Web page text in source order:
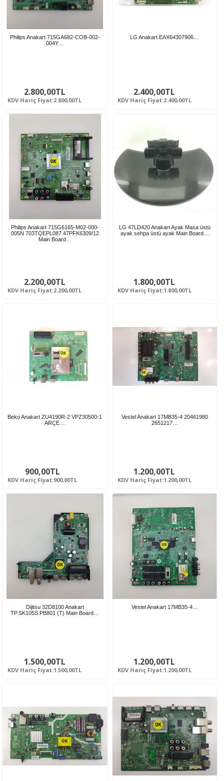
Philips Anakart 715GA682-COB-002-
004Y…
2.800,00TL
KDV Hariç Fiyat:2.800,00TL
LG Anakart EAX64307906…
2.400,00TL
KDV Hariç Fiyat:2.400,00TL
Philips Anakart 715G6165-M02-000-
005N 703TQEPL087 47PFK6309/12
Main Board…
2.200,00TL
KDV Hariç Fiyat:2.200,00TL
LG 47LD420 Anakart Ayak Masa üstü
ayak sehpa üstü ayak Main Board…
1.800,00TL
KDV Hariç Fiyat:1.800,00TL
Beko Anakart ZU4190R-2 VPZ30500-1
ARÇE…
900,00TL
KDV Hariç Fiyat:900,00TL
Vestel Anakart 17MB35-4 20461980
2651217…
1.200,00TL
KDV Hariç Fiyat:1.200,00TL
Dijitsu 32D8100 Anakart
TP.SK105S.PB801 (T) Main Board…
1.500,00TL
KDV Hariç Fiyat:1.500,00TL
Vestel Anakart 17MB35-4…
1.200,00TL
KDV Hariç Fiyat:1.200,00TL